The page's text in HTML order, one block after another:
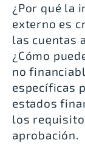
¿Por qué la
externo es
las cuentas
¿Cómo
no
específicas
estados
los
aprobación.